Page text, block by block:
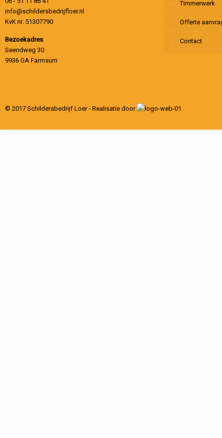
info@schildersbedrijfloer.nl
KvK nr. 51307790
Bezoekadres
Seendweg 30
9936 GA Farmsum
Timmerwerk
Offerte
Contact
© 2017 Schildersbedrijf Loer - Realisatie door